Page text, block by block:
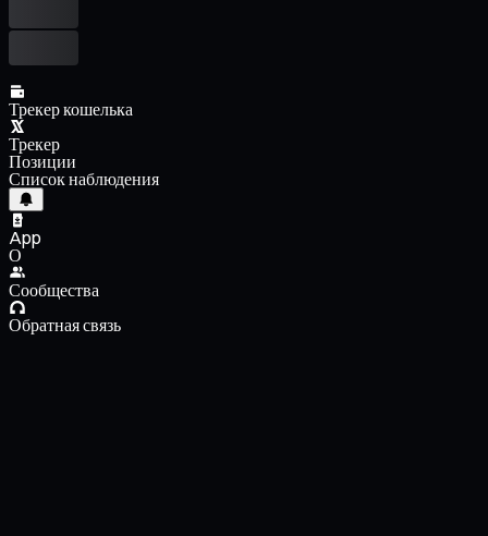
Трекер кошелька
Трекер
Позиции
Список наблюдения
App
О
Сообщества
Обратная связь